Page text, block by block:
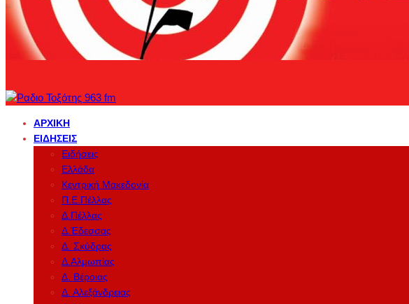
ΑΡΧΙΚΉ
ΕΙΔΉΣΕΙΣ
Ειδήσεις
Ελλάδα
Κεντρική Μακεδονία
Π.Ε.Πέλλας
Δ.Πέλλας
Δ.Έδεσσας
Δ. Σκύδρας
Δ.Αλμωπίας
Δ. Βέροιας
Δ. Αλεξάνδρειας